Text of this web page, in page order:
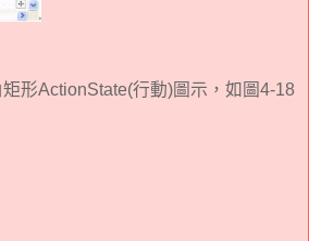
形ActionState(行動)圖示，如圖4-18